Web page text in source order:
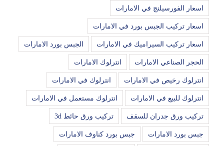
اسعار الفورسيلنج في الامارات
اسعار تركيب الجبس بورد في الامارات
اسعار تركيب السيراميك في الامارات الجبس بورد الامارات
الحجر الصناعي الامارات انترلوك الامارات
انترلوك رخيص في الامارات انترلوك في الامارات
انترلوك للبيع في الامارات انترلوك مستعمل في الامارات
تركيب ورق جدران للسقف تركيب ورق حائط 3d
جبس بورد الامارات جبس بورد كناوف الامارات